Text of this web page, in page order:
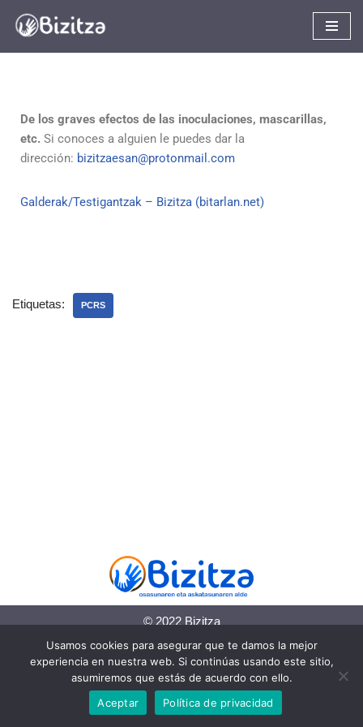
De los graves efectos de las inoculaciones, mascarillas,
etc. Si conoces a alguien le puedes dar la
dirección: bizitzaesan@protonmail.com
Galderak/Testigantzak – Bizitza (bitarlan.net)
Etiquetas: PCRS
© 2022 Bizitza
Política de cookies
Política de privacidad
Información legal
Usamos cookies para asegurar que te damos la mejor
experiencia en nuestra web. Si continúas usando este sitio,
asumiremos que estás de acuerdo con ello.
Aceptar
Política de privacidad